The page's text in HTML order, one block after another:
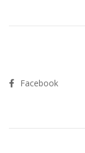
Facebook